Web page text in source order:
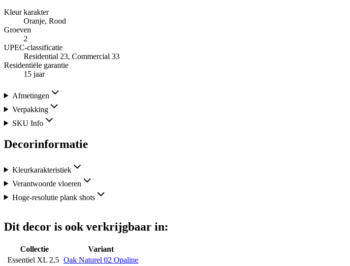
Kleur karakter
Oranje, Rood
Groeven
2
UPEC-classificatie
Residential 23, Commercial 33
Residentiële garantie
15 jaar
Afmetingen
Verpakking
SKU Info
Decorinformatie
Kleurkarakteristiek
Verantwoorde vloeren
Hoge-resolutie plank shots
Dit decor is ook verkrijgbaar in:
Collectie
Variant
Essentiel XL 2,5 Oak Naturel 02 Opaline